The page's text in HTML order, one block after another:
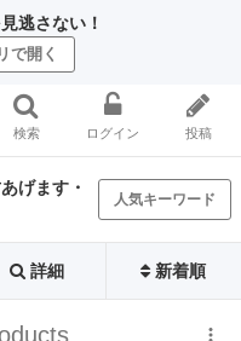
逃さない！
で開く
検索 ログイン 投稿
げます・
人気キーワード
詳細 新着順